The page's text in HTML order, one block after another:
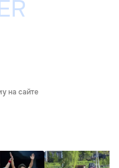
на сайте